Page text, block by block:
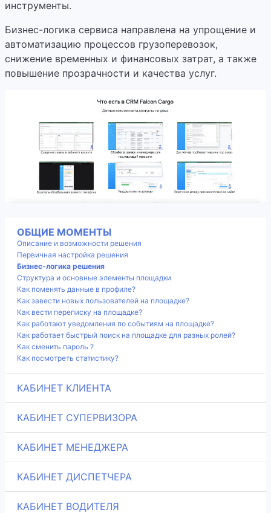
инструменты.
Бизнес-логика сервиса направлена на упрощение и
автоматизацию процессов грузоперевозок,
снижение временных и финансовых затрат, а также
повышение прозрачности и качества услуг.
ОБЩИЕ МОМЕНТЫ
Описание и возможности решения
Первичная настройка решения
Бизнес-логика решения
Структура и основные элементы площадки
Как поменять данные в профиле?
Как завести новых пользователей на площадке?
Как вести переписку на площадке?
Как работают уведомления по событиям на площадке?
Как работает быстрый поиск на площадке для разных ролей?
Как сменить пароль ?
Как посмотреть статистику?
КАБИНЕТ КЛИЕНТА
КАБИНЕТ СУПЕРВИЗОРА
КАБИНЕТ МЕНЕДЖЕРА
КАБИНЕТ ДИСПЕТЧЕРА
КАБИНЕТ ВОДИТЕЛЯ